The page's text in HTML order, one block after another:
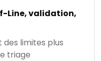
Line, validation,
des limites plus
triage